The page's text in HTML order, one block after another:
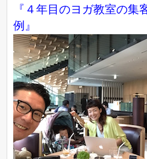
『４年目のヨガ教室の集
例』